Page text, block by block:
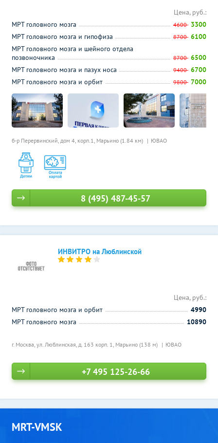
б-р Перервинский, дом 4, корп.1, Марьино (1.84 км) ЮВАО
Цена, руб.:
МРТ головного мозга
4600 3300
МРТ головного мозга и гипофиза
8700 6100
МРТ головного мозга и шейного отдела
позвоночника
8700 6500
МРТ головного мозга и пазух носа
9400 6700
МРТ головного мозга и орбит
9800 7000
8 (495) 487-45-57
ИНВИТРО на Люблинской
г. Москва, ул. Люблинская, д. 163 корп. 1, Марьино (138 м) ЮВАО
Цена, руб.:
МРТ головного мозга и орбит
4990
МРТ головного мозга
10890
+7 495 125-26-66
MRT-VMSK